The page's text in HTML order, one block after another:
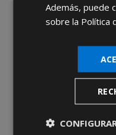
Además, puede
sobre la Política